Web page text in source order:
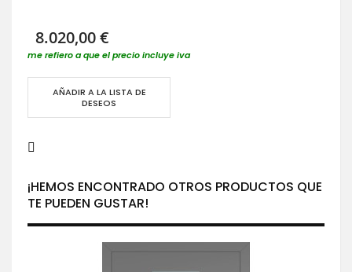
8.020,00 €
me refiero a que el precio incluye iva
AÑADIR A LA LISTA DE
DESEOS
¡HEMOS ENCONTRADO OTROS PRODUCTOS QUE
TE PUEDEN GUSTAR!